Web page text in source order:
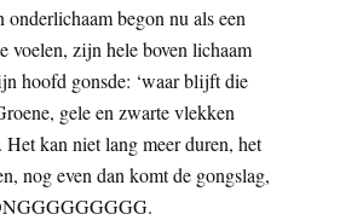
begon nu als een
voelen, zijn hele boven lichaam
hoofd gonsde: ‘waar blijft die
gele en zwarte vlekken
kan niet lang meer duren, het
nog even dan komt de gongslag,